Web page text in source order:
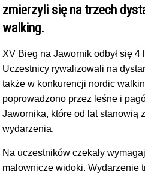
zmierzyli się na trzech
walking.
XV Bieg na Jawornik odbył się 4
Uczestnicy rywalizowali na
także w konkurencji nordic
poprowadzono przez leśne i
Jawornika, które od lat stanowią
wydarzenia.
Na uczestników czekały
malownicze widoki. Wydarzenie